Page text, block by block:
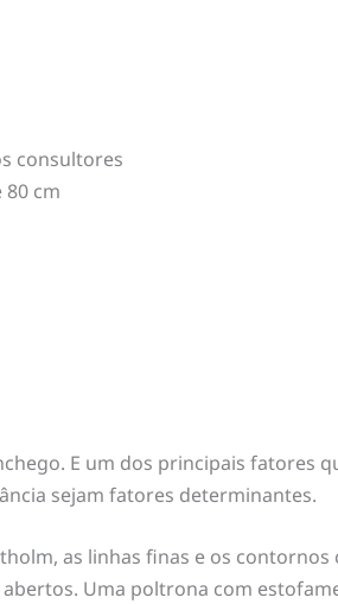
consultores
cm
E um dos principais fatores
sejam fatores determinantes.
as linhas finas e os
Uma poltrona com